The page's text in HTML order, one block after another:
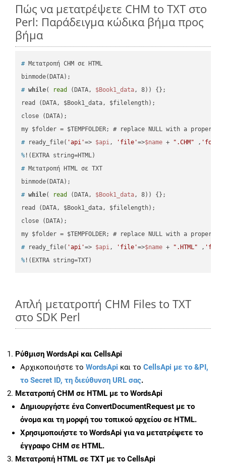
Πώς να μετατρέψετε CHM to TXT στο
Perl: Παράδειγμα κώδικα βήμα προς
βήμα
# Μετατροπή CHM σε HTML
# while( read (DATA, $Book1_data, 8)) {};
read (DATA, $Book1_data, $filelength);
close (DATA);
# ready_file( 'api'=> $api, 'file'=>$name + ".CHM" ,
% !(EXTRA string=HTML)
# Μετατροπή HTML σε TXT
# while( read (DATA, $Book1_data, 8)) {};
read (DATA, $Book1_data, $filelength);
close (DATA);
# ready_file( 'api'=> $api, 'file'=>$name + ".HTML" ,
% !(EXTRA string=TXT)
Απλή μετατροπή CHM Files to TXT
στο SDK Perl
Ρύθμιση WordsApi και CellsApi
Αρχικοποιήστε το WordsApi και το CellsApi με το &PI,
το Secret ID, τη διεύθυνση URL σας.
Μετατροπή CHM σε HTML με το WordsApi
Δημιουργήστε έναConvertDocumentRequest με το
όνομα και τη μορφή του τοπικού αρχείου σε HTML.
Χρησιμοποιήστε το WordsApi για να μετατρέψετε το
έγγραφο CHM σε HTML.
Μετατροπή HTML σε TXT με το CellsApi